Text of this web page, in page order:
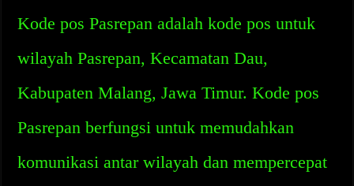
Kode pos Pasrepan adalah kode pos untuk
wilayah Pasrepan, Kecamatan Dau,
Kabupaten Malang, Jawa Timur. Kode pos
Pasrepan berfungsi untuk memudahkan
komunikasi antar wilayah dan mempercepat